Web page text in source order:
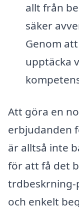
allt från
säker
Genom
upptäcka
Att göra en
erbjudanden
är alltså inte
för att få det
trdbeskrning-
och enkelt